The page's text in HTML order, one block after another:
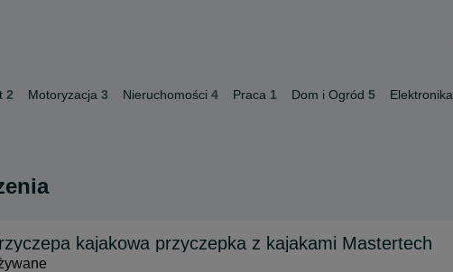
2 Motoryzacja 3 Nieruchomości 4 Praca 1 Dom i Ogród 5 Elektronika
kajakowa przyczepka z kajakami Mastertech